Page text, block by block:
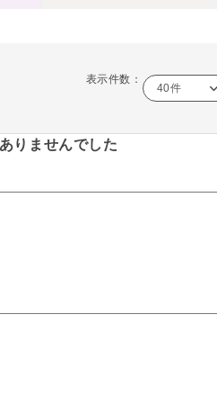
表示件数：
40件
りませんでした